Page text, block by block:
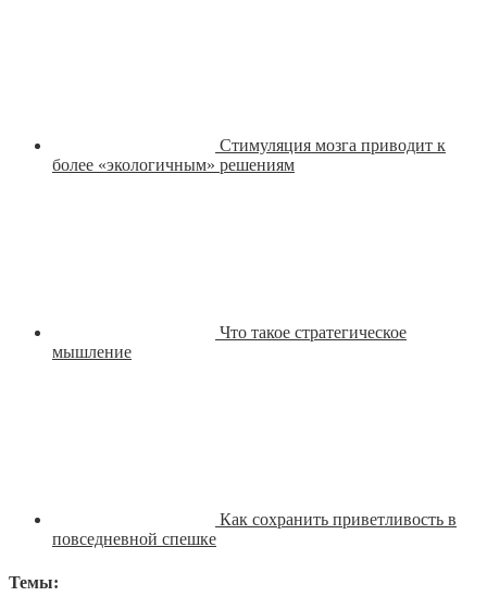
Стимуляция мозга приводит к
более «экологичным» решениям
Что такое стратегическое
мышление
Как сохранить приветливость в
повседневной спешке
Темы: